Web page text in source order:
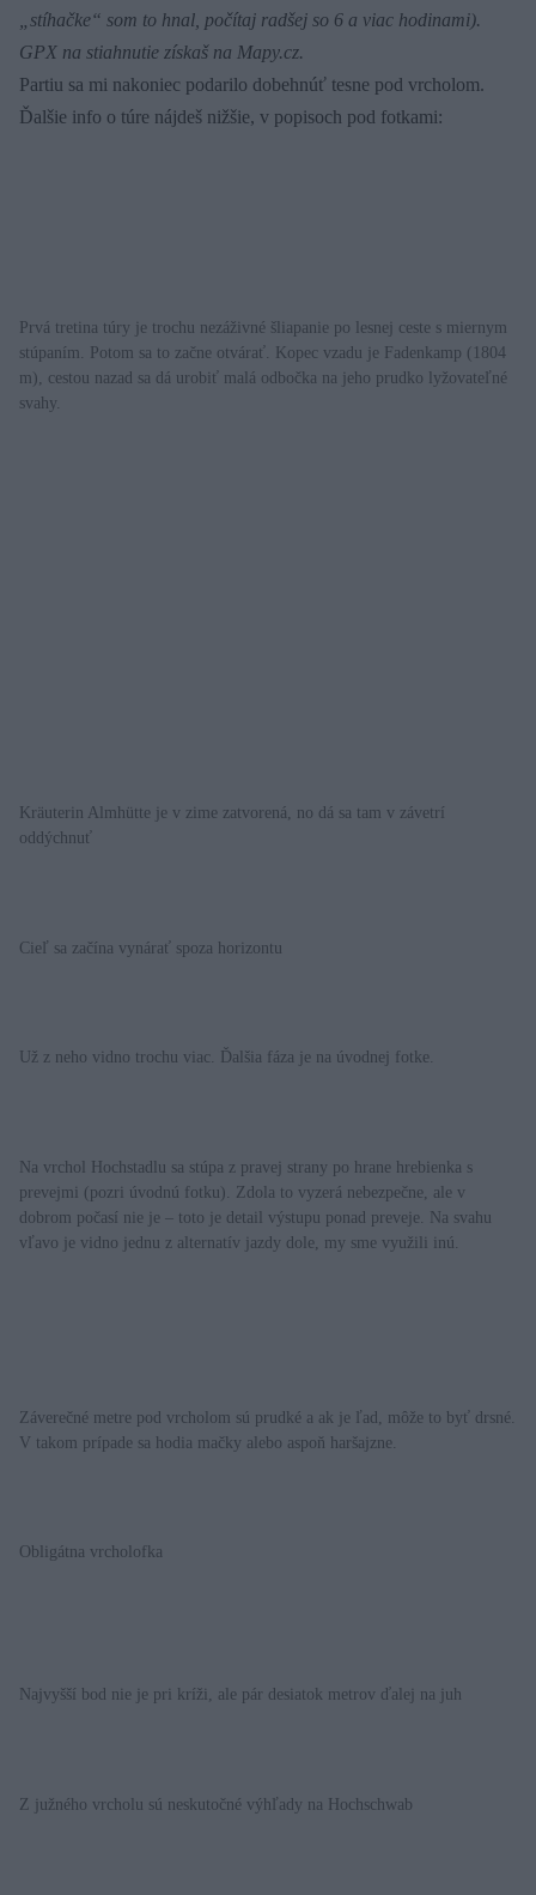
„stíhačke“ som to hnal, počítaj radšej so 6 a viac hodinami).
GPX na stiahnutie získaš na Mapy.cz.
Partiu sa mi nakoniec podarilo dobehnúť tesne pod vrcholom.
Ďalšie info o túre nájdeš nižšie, v popisoch pod fotkami:
Prvá tretina túry je trochu nezáživné šliapanie po lesnej ceste s miernym
stúpaním. Potom sa to začne otvárať. Kopec vzadu je Fadenkamp (1804
m), cestou nazad sa dá urobiť malá odbočka na jeho prudko lyžovateľné
svahy.
Kräuterin Almhütte je v zime zatvorená, no dá sa tam v závetrí
oddýchnuť
Cieľ sa začína vynárať spoza horizontu
Už z neho vidno trochu viac. Ďalšia fáza je na úvodnej fotke.
Na vrchol Hochstadlu sa stúpa z pravej strany po hrane hrebienka s
prevejmi (pozri úvodnú fotku). Zdola to vyzerá nebezpečne, ale v
dobrom počasí nie je – toto je detail výstupu ponad preveje. Na svahu
vľavo je vidno jednu z alternatív jazdy dole, my sme využili inú.
Záverečné metre pod vrcholom sú prudké a ak je ľad, môže to byť drsné.
V takom prípade sa hodia mačky alebo aspoň haršajzne.
Obligátna vrcholofka
Najvyšší bod nie je pri kríži, ale pár desiatok metrov ďalej na juh
Z južného vrcholu sú neskutočné výhľady na Hochschwab